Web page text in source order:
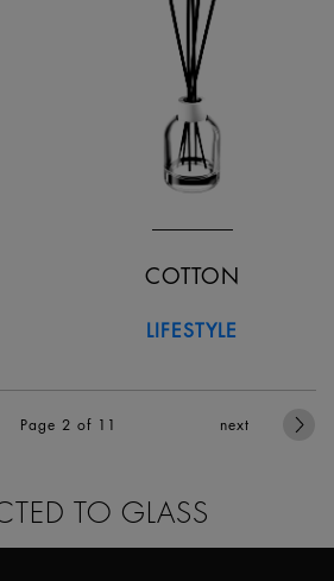
COTTON
LIFESTYLE
Page 2 of 11 next
TO GLASS